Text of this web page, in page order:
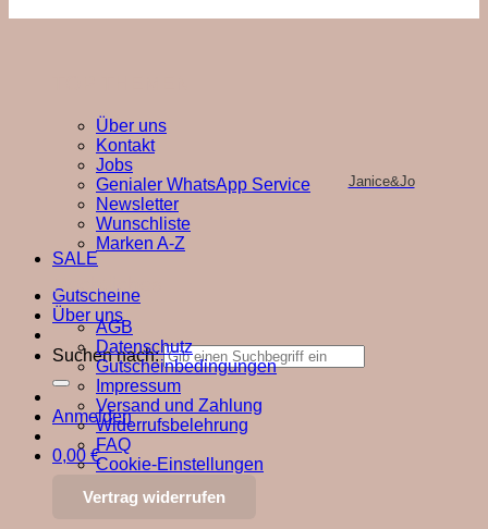
Janice&Jo
SALE
Gutscheine
Über uns
Suchen nach:
Anmelden
0,00 €
Über uns
Kontakt
Jobs
Genialer WhatsApp Service
Newsletter
Wunschliste
Marken A-Z
Rechtliches
AGB
Datenschutz
Gutscheinbedingungen
Impressum
Versand und Zahlung
Widerrufsbelehrung
FAQ
Cookie-Einstellungen
Vertrag widerrufen